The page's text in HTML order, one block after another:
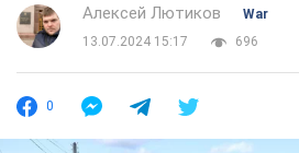
Алексей Лютиков
War
13.07.2024 15:17
696
0